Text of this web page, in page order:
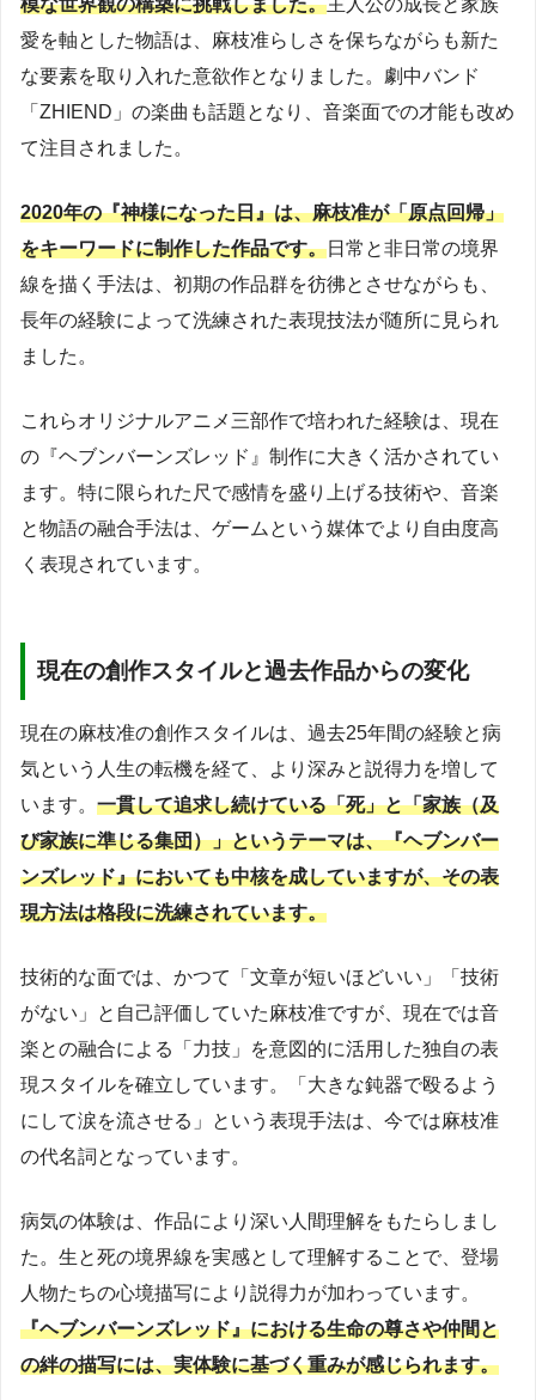
愛を軸とした物語は、麻枝准らしさを保ちながらも新た
な要素を取り入れた意欲作となりました。劇中バンド
「ZHIEND」の楽曲も話題となり、音楽面での才能も改め
て注目されました。
2020年の『神様になった日』は、麻枝准が「原点回帰」
をキーワードに制作した作品です。日常と非日常の境界
線を描く手法は、初期の作品群を彷彿とさせながらも、
長年の経験によって洗練された表現技法が随所に見られ
ました。
これらオリジナルアニメ三部作で培われた経験は、現在
の『ヘブンバーンズレッド』制作に大きく活かされてい
ます。特に限られた尺で感情を盛り上げる技術や、音楽
と物語の融合手法は、ゲームという媒体でより自由度高
く表現されています。
現在の創作スタイルと過去作品からの変化
現在の麻枝准の創作スタイルは、過去25年間の経験と病
気という人生の転機を経て、より深みと説得力を増して
います。 一貫して追求し続けている「死」と「家族（及
び家族に準じる集団）」というテーマは、『ヘブンバー
ンズレッド』においても中核を成していますが、その表
現方法は格段に洗練されています。
技術的な面では、かつて「文章が短いほどいい」「技術
がない」と自己評価していた麻枝准ですが、現在では音
楽との融合による「力技」を意図的に活用した独自の表
現スタイルを確立しています。「大きな鈍器で殴るよう
にして涙を流させる」という表現手法は、今では麻枝准
の代名詞となっています。
病気の体験は、作品により深い人間理解をもたらしまし
た。生と死の境界線を実感として理解することで、登場
人物たちの心境描写により説得力が加わっています。
『ヘブンバーンズレッド』における生命の尊さや仲間と
の絆の描写には、実体験に基づく重みが感じられます。